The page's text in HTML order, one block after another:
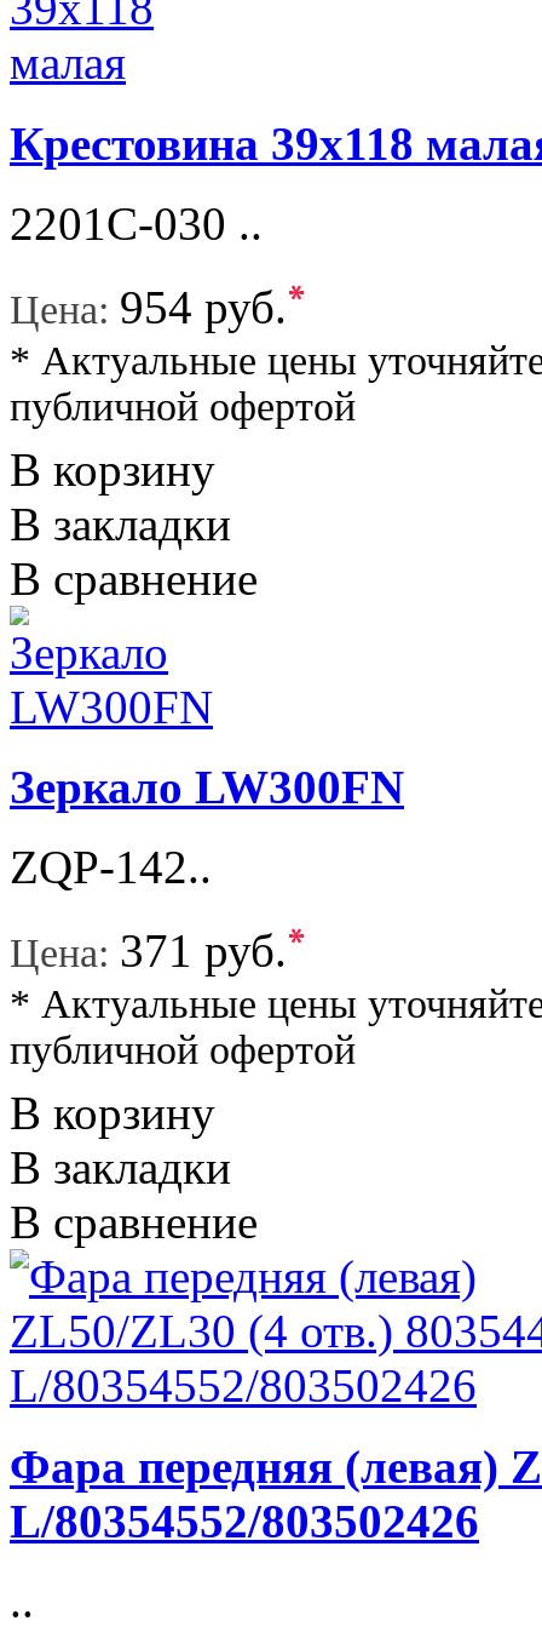
Крестовина 39х118
2201C-030 ..
Цена: 954 руб.*
* Актуальные цены
публичной офертой
В корзину
В закладки
В сравнение
Зеркало LW300FN
ZQP-142..
Цена: 371 руб.*
* Актуальные цены
публичной офертой
В корзину
В закладки
В сравнение
Фара передняя (левая)
L/80354552/803502426
..